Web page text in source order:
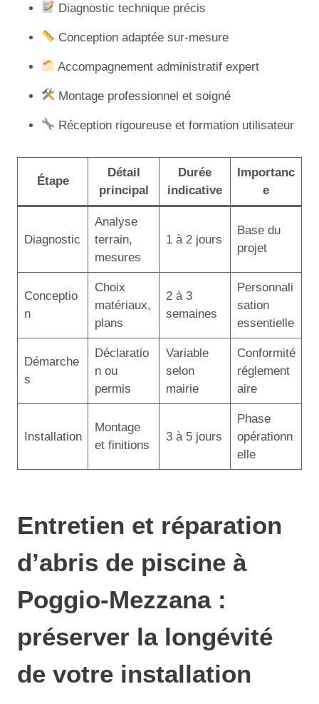
Diagnostic technique précis
Conception adaptée sur-mesure
Accompagnement administratif expert
Montage professionnel et soigné
Réception rigoureuse et formation utilisateur
Étape
Détail
principal
Durée
indicative
Importanc
e
Diagnostic
Analyse
terrain,
mesures
1 à 2 jours
Base du
projet
Conceptio
n
Choix
matériaux,
plans
2 à 3
semaines
Personnali
sation
essentielle
Démarche
s
Déclaratio
n ou
permis
Variable
selon
mairie
Conformité
réglement
aire
Installation
Montage
et finitions
3 à 5 jours
Phase
opérationn
elle
Entretien et réparation
d’abris de piscine à
Poggio-Mezzana :
préserver la longévité
de votre installation